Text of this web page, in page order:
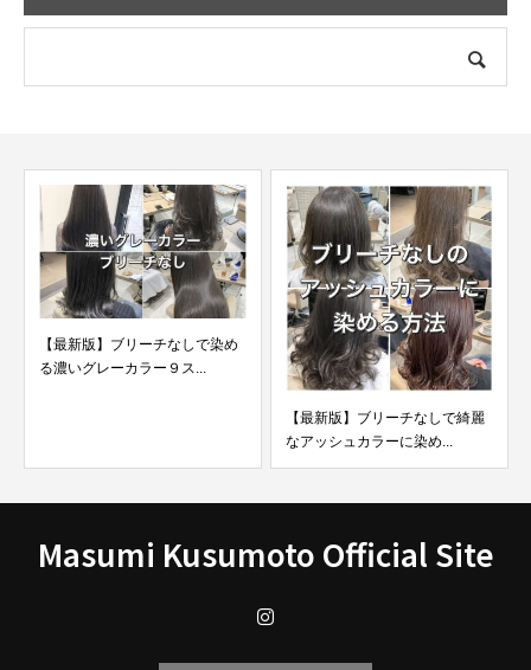
【最新版】ブリーチなしで染め
る濃いグレーカラー９ス...
【最新版】ブリーチなしで綺麗
なアッシュカラーに染め...
Masumi Kusumoto Official Site